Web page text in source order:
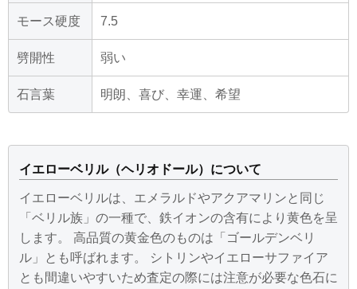
モース硬度 7.5
劈開性 弱い
石言葉 明朗、喜び、幸運、希望
イエローベリル（ヘリオドール）について
イエローベリルは、エメラルドやアクアマリンと同じ
「ベリル族」の一種で、鉄イオンの含有により黄色を呈
します。 高品質の黄金色のものは「ゴールデンベリ
ル」とも呼ばれます。 シトリンやイエローサファイア
とも間違いやすいため査定の際には注意が必要な色石に